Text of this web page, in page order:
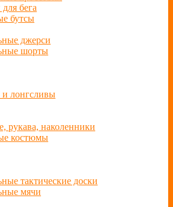
бега
бутсы
джерси
шорты
лонгсливы
рукава, наколенники
костюмы
тактические доски
мячи